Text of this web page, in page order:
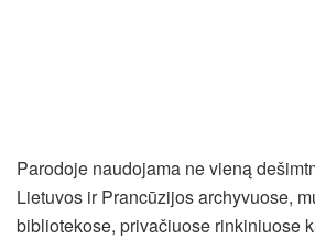
Parodoje naudojama ne vieną
Lietuvos ir Prancūzijos archyvuose,
bibliotekose, privačiuose rinkiniuose